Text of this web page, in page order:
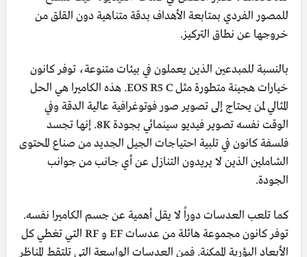
للمصور الفردي بمتابعة الأهداف بدقة متناهية دون القلق من
خروجها عن نطاق التركيز.
بالنسبة للمبدعين الذين يعملون في بيئات متنوعة، توفر كانون
خيارات هجينة متطورة مثل EOS R5 C. هذه الكاميرا هي الحل
المثالي لمن يحتاج إلى تصوير صور فوتوغرافية عالية الدقة وفي
الوقت نفسه تصوير فيديو سينمائي بجودة 8K. إنها تجسد
فلسفة كانون في تلبية احتياجات الجيل الجديد من صناع المحتوى
الشاملين الذين لا يريدون التنازل عن أي جانب من جوانب
الجودة.
كما تلعب العدسات دوراً لا يقل أهمية عن جسم الكاميرا نفسه.
توفر كانون مجموعة هائلة من عدسات EF و RF التي تغطي كل
الأبعاد البؤرية الممكنة. فمن العدسات الواسعة التي تلتقط المناظر